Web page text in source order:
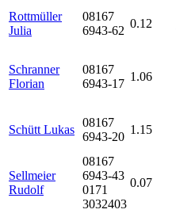
Rottmüller
Julia
08167
6943-62
0.12
Schranner
Florian
08167
6943-17
1.06
Schütt Lukas
08167
6943-20
1.15
Sellmeier
Rudolf
08167
6943-43
0171
3032403
0.07